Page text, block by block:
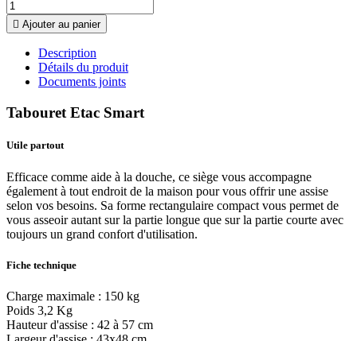
 Ajouter au panier
Description
Détails du produit
Documents joints
Tabouret Etac Smart
Utile partout
Efficace comme aide à la douche, ce siège vous accompagne
également à tout endroit de la maison pour vous offrir une assise
selon vos besoins. Sa forme rectangulaire compact vous permet de
vous asseoir autant sur la partie longue que sur la partie courte avec
toujours un grand confort d'utilisation.
Fiche technique
Charge maximale : 150 kg
Poids 3,2 Kg
Hauteur d'assise : 42 à 57 cm